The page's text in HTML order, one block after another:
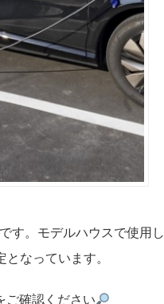
す。モデルハウスで使用し
なっています。
ご確認ください